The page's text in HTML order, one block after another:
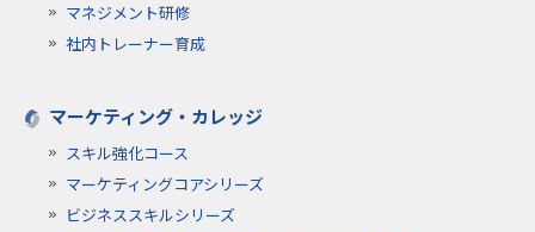
マネジメント研修
社内トレーナー育成
マーケティング・カレッジ
スキル強化コース
マーケティングコアシリーズ
ビジネススキルシリーズ